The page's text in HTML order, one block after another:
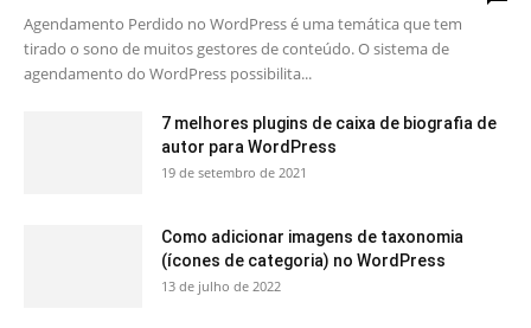
Agendamento Perdido no WordPress é uma temática que tem
tirado o sono de muitos gestores de conteúdo. O sistema de
agendamento do WordPress possibilita...
7 melhores plugins de caixa de biografia de
autor para WordPress
19 de setembro de 2021
Como adicionar imagens de taxonomia
(ícones de categoria) no WordPress
13 de julho de 2022